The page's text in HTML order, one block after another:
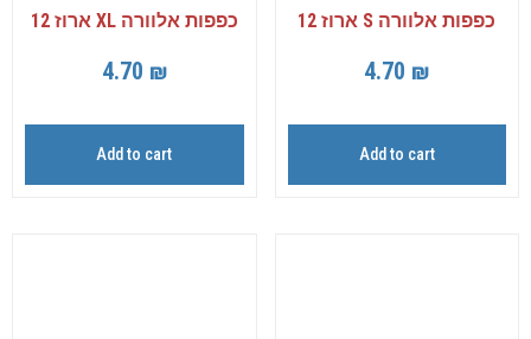
כפפות אלוורה S ארוז 12
4.70 ₪
Add to cart
כפפות אלוורה XL ארוז 12
4.70 ₪
Add to cart